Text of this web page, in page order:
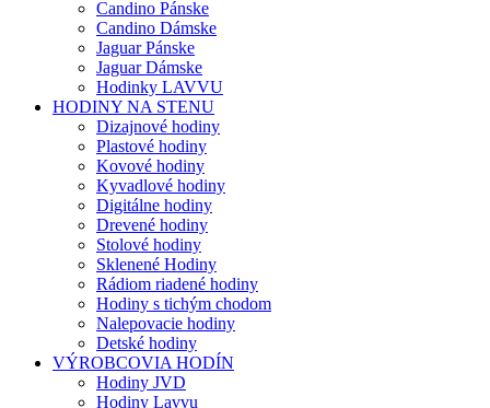
Candino Pánske
Candino Dámske
Jaguar Pánske
Jaguar Dámske
Hodinky LAVVU
HODINY NA STENU
Dizajnové hodiny
Plastové hodiny
Kovové hodiny
Kyvadlové hodiny
Digitálne hodiny
Drevené hodiny
Stolové hodiny
Sklenené Hodiny
Rádiom riadené hodiny
Hodiny s tichým chodom
Nalepovacie hodiny
Detské hodiny
VÝROBCOVIA HODÍN
Hodiny JVD
Hodiny Lavvu